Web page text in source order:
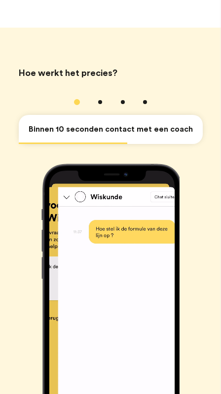
Hoe werkt het precies?
Binnen 10 seconden contact met een coach
Stuur een foto van je probleem
Krijg duidelijke uitleg en begrijp het probleem
Beoordeel de chat